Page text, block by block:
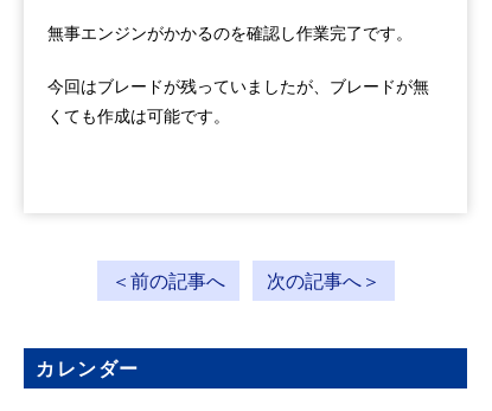
無事エンジンがかかるのを確認し作業完了です。
今回はブレードが残っていましたが、ブレードが無
くても作成は可能です。
＜前の記事へ 次の記事へ＞
カレンダー